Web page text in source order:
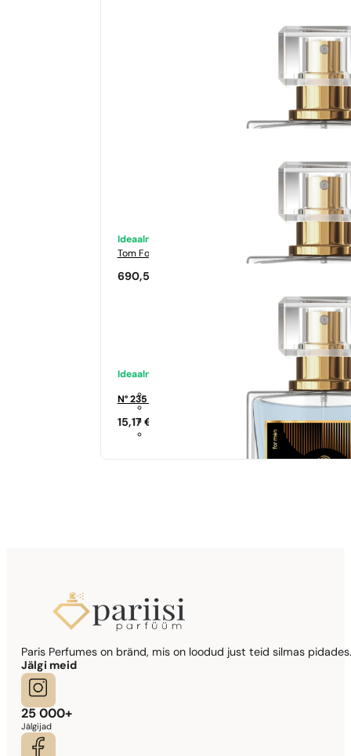
Ideaalne sobivus
Tom Ford
690,50
Ideaalne sobivus
N° 235 - 35%
15,17 €
Sarnased lõhna noodid
Lady Million Prive
Paris Perfumes on bränd, mis on loodud just teid silmas
Jälgi meid
25 000+
Jälgijad